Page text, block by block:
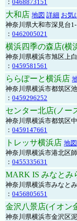
： 0468873151
大和店 地図 詳細 お気
神奈川県大和市深見台
： 0462005021
横浜四季の森店(横
神奈川県横浜市旭区上
： 0459581561
ららぽーと横浜店
神奈川県横浜市都筑区
： 0459296252
センター北店(ノー
神奈川県横浜市都筑区
： 0459147661
トレッサ横浜店 地図
神奈川県横浜市港北区
： 0455335631
MARK IS みなとみ
神奈川県横浜市みなと
： 0456805651
金沢八景店(イオン
神奈川県横浜市金沢区